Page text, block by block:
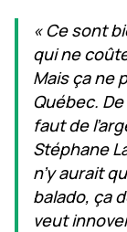
« Ce sont
qui ne
Mais ça ne
Québec.
faut de
Stéphane
n’y aurait
balado, ça
veut